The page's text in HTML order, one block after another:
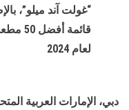
“غولت آند ميلو”،
لعام 2024
دبي، الإمارات العربية المتحدة، 3 أبريل